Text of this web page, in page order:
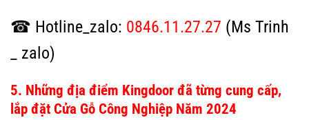
☎ Hotline_zalo: 0846.11.27.27 (Ms Trinh
_ zalo)
5. Những địa điểm Kingdoor đã từng cung cấp,
lắp đặt Cửa Gỗ Công Nghiệp Năm 2024